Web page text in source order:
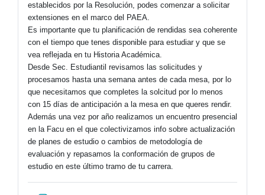
establecidos por la Resolución, podes comenzar a solicitar
extensiones en el marco del PAEA.
Es importante que tu planificación de rendidas sea coherente
con el tiempo que tenes disponible para estudiar y que se
vea reflejada en tu Historia Académica.
Desde Sec. Estudiantil revisamos las solicitudes y
procesamos hasta una semana antes de cada mesa, por lo
que necesitamos que completes la solcitud por lo menos
con 15 días de anticipación a la mesa en que queres rendir.
Además una vez por año realizamos un encuentro presencial
en la Facu en el que colectivizamos info sobre actualización
de planes de estudio o cambios de metodología de
evaluación y repasamos la conformación de grupos de
estudio en este último tramo de tu carrera.